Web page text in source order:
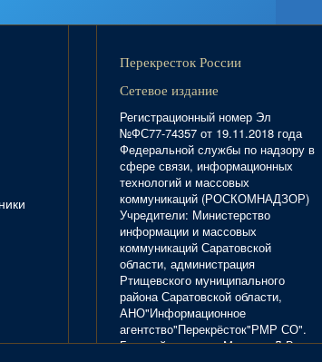
Перекресток России
Сетевое издание
Регистрационный номер Эл
№ФС77-74357 от 19.11.2018 года
Федеральной службы по надзору в
сфере связи, информационных
технологий и массовых
коммуникаций (РОСКОМНАДЗОР)
Учредители: Министерство
информации и массовых
коммуникаций Саратовской
области, администрация
Ртищевского муниципального
района Саратовской области,
АНО"Информационное
агентство"Перекрёсток"РМР СО".
Главный редактор Маркова Л.В.